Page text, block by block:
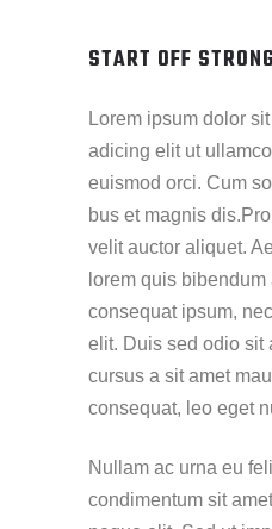
START OFF STRONG
Lorem ipsum dolor
adicing elit ut
euismod orci. Cum
bus et magnis
velit auctor aliquet.
lorem quis
consequat ipsum,
elit. Duis sed odio sit
cursus a sit amet
consequat, leo eget
Nullam ac urna eu
condimentum sit